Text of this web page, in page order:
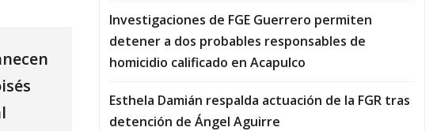
Investigaciones de FGE Guerrero permiten
detener a dos probables responsables de
homicidio calificado en Acapulco
Esthela Damián respalda actuación de la FGR tras
detención de Ángel Aguirre